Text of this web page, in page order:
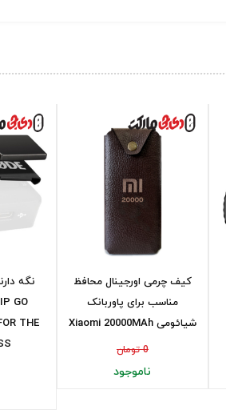
نگه
GO
THE
...
کیف چرمی اورجینال محافظ
مناسب برای پاوربانک
شیائومی Xiaomi 20000MAh
0 تومان
ناموجود